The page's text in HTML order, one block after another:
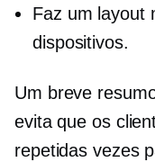
Faz um layout
dispositivos.
Um breve
evita que os
repetidas vezes